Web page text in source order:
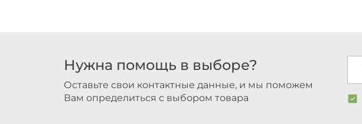
Нужна помощь в выборе?
Оставьте свои контактные данные, и мы поможем
Вам определиться с выбором товара